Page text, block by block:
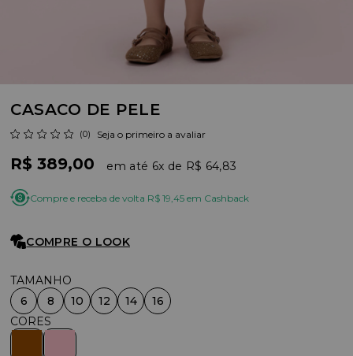
CASACO DE PELE
(0) Seja o primeiro a avaliar
R$ 389,00 6x R$ 64,83
Compre e receba de volta R$ 19,45 em Cashback
COMPRE O LOOK
6 8 10 12 14 16